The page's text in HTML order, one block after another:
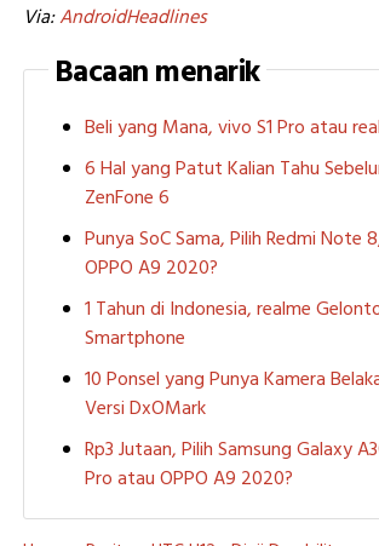
Via:AndroidHeadlines
Bacaan menarik
Beli yang Mana, vivo S1 Pro atau
6 Hal yang Patut Kalian Tahu
ZenFone 6
Punya SoC Sama, Pilih Redmi Note
OPPO A9 2020?
1 Tahun di Indonesia, realme
Smartphone
10 Ponsel yang Punya Kamera
Versi DxOMark
Rp3 Jutaan, Pilih Samsung Galaxy
Pro atau OPPO A9 2020?